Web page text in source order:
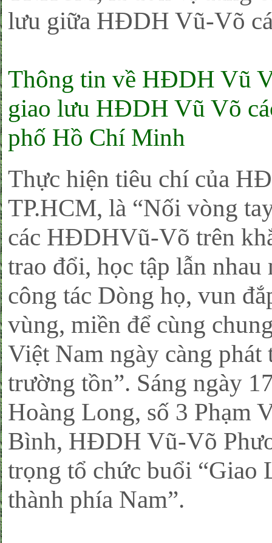
lưu giữa HĐDH Vũ-Võ
Thông tin về HĐDH Vũ
giao lưu HĐDH Vũ Võ
phố Hồ Chí Minh
Thực hiện tiêu chí của
TP.HCM, là “Nối vòng
các HĐDHVũ-Võ trên
trao đổi, học tập lẫn
công tác Dòng họ, vun
vùng, miền để cùng
Việt Nam ngày càng
trường tồn”. Sáng ngày
Hoàng Long, số 3 Phạm
Bình, HĐDH Vũ-Võ
trọng tổ chức buổi
thành phía Nam”.